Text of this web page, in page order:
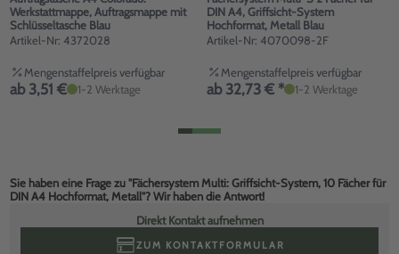
Werkstattmappe, Auftragsmappe mit
Schlüsseltasche Blau
Artikel-Nr: 4372028
Mengenstaffelpreis verfügbar
ab 3,51 € 1-2 Werktage
DIN A4, Griffsicht-System
Hochformat, Metall Blau
Artikel-Nr: 4070098-2F
Mengenstaffelpreis verfügbar
ab 32,73 € * 1-2 Werktage
Sie haben eine Frage zu "Fächersystem Multi: Griffsicht-System, 10 Fächer für
DIN A4 Hochformat, Metall"? Wir haben die Antwort!
Direkt Kontakt aufnehmen
ZUM KONTAKTFORMULAR